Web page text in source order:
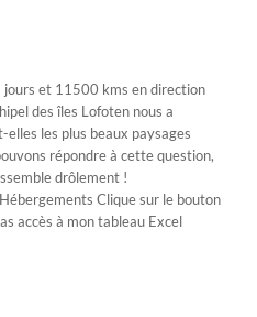
et 11500 kms en direction
des îles Lofoten nous a
les plus beaux paysages
répondre à cette question,
drôlement !
Clique sur le bouton
accès à mon tableau Excel